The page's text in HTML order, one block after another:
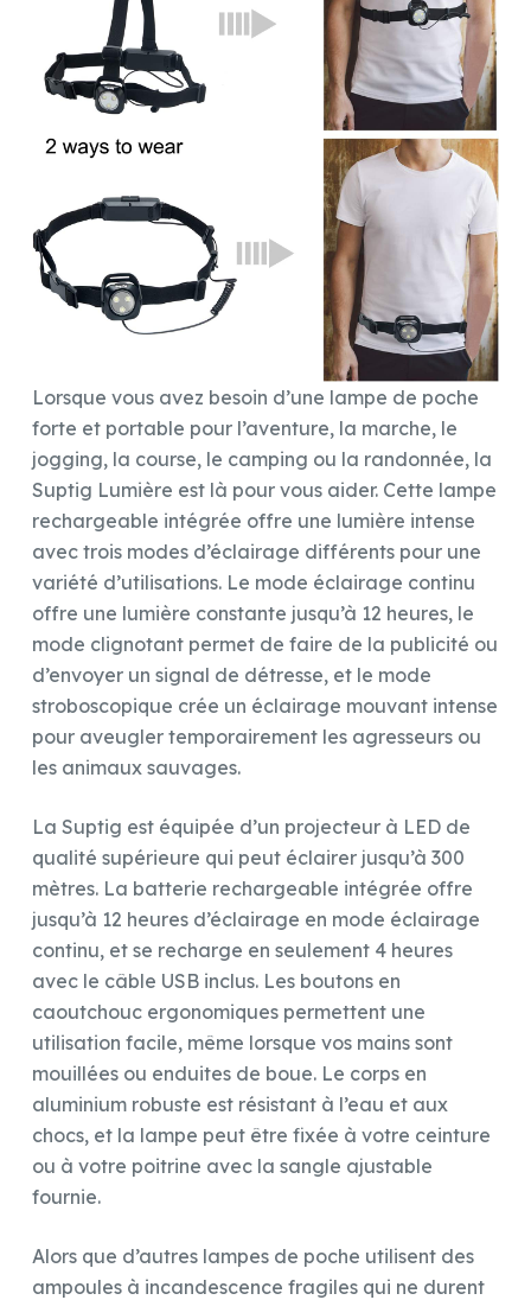
Lorsque vous avez besoin d’une lampe de poche
forte et portable pour l’aventure, la marche, le
jogging, la course, le camping ou la randonnée, la
Suptig Lumière est là pour vous aider. Cette lampe
rechargeable intégrée offre une lumière intense
avec trois modes d’éclairage différents pour une
variété d’utilisations. Le mode éclairage continu
offre une lumière constante jusqu’à 12 heures, le
mode clignotant permet de faire de la publicité ou
d’envoyer un signal de détresse, et le mode
stroboscopique crée un éclairage mouvant intense
pour aveugler temporairement les agresseurs ou
les animaux sauvages.
La Suptig est équipée d’un projecteur à LED de
qualité supérieure qui peut éclairer jusqu’à 300
mètres. La batterie rechargeable intégrée offre
jusqu’à 12 heures d’éclairage en mode éclairage
continu, et se recharge en seulement 4 heures
avec le câble USB inclus. Les boutons en
caoutchouc ergonomiques permettent une
utilisation facile, même lorsque vos mains sont
mouillées ou enduites de boue. Le corps en
aluminium robuste est résistant à l’eau et aux
chocs, et la lampe peut être fixée à votre ceinture
ou à votre poitrine avec la sangle ajustable
fournie.
Alors que d’autres lampes de poche utilisent des
ampoules à incandescence fragiles qui ne durent